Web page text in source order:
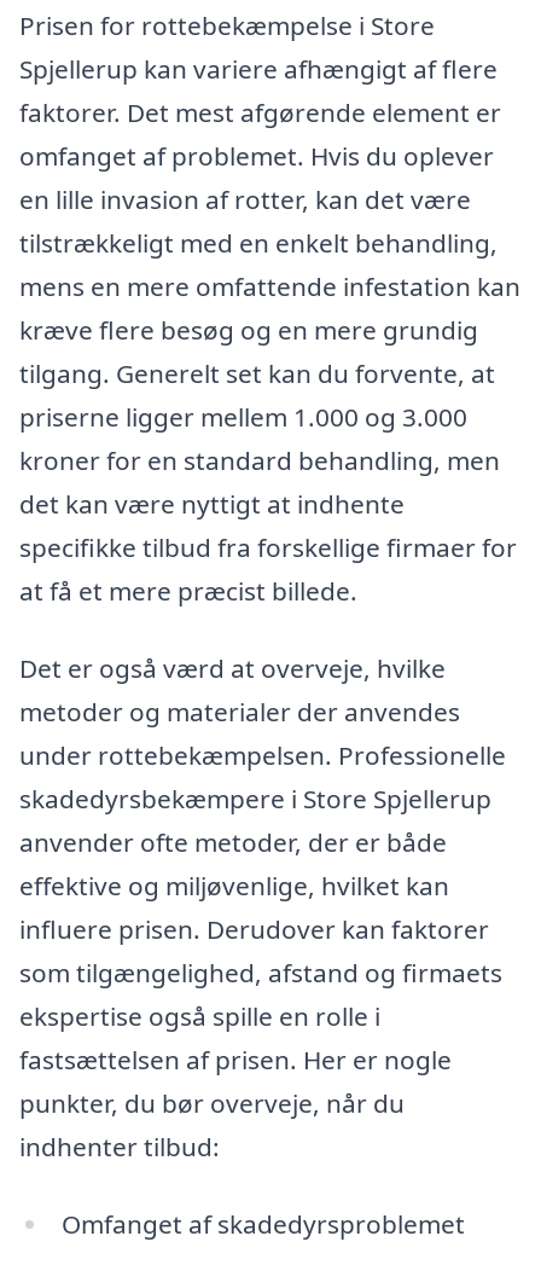
Prisen for rottebekæmpelse i Store
Spjellerup kan variere afhængigt af flere
faktorer. Det mest afgørende element er
omfanget af problemet. Hvis du oplever
en lille invasion af rotter, kan det være
tilstrækkeligt med en enkelt behandling,
mens en mere omfattende infestation kan
kræve flere besøg og en mere grundig
tilgang. Generelt set kan du forvente, at
priserne ligger mellem 1.000 og 3.000
kroner for en standard behandling, men
det kan være nyttigt at indhente
specifikke tilbud fra forskellige firmaer for
at få et mere præcist billede.
Det er også værd at overveje, hvilke
metoder og materialer der anvendes
under rottebekæmpelsen. Professionelle
skadedyrsbekæmpere i Store Spjellerup
anvender ofte metoder, der er både
effektive og miljøvenlige, hvilket kan
influere prisen. Derudover kan faktorer
som tilgængelighed, afstand og firmaets
ekspertise også spille en rolle i
fastsættelsen af prisen. Her er nogle
punkter, du bør overveje, når du
indhenter tilbud:
Omfanget af skadedyrsproblemet